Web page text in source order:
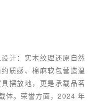
计：实木纹理还原自然
质感、棉麻软包营造温
摆放地，更是承载品茗
体。荣誉方面，2024 年